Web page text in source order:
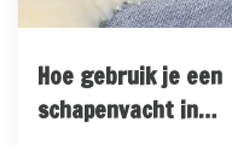
Hoe gebruik je een
schapenvacht in